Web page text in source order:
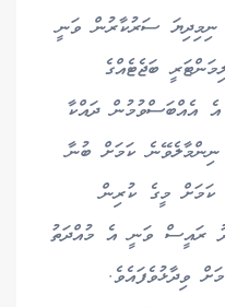
16، 2023 ގައި ނިމިދިޔަ ސަރުކާރުން ވަނީ
ބަޖެޓެއްގެ
އެއްބަސްވުމުން ދައްކާ
ކަމަށް ބުނާ
ތާރީހަކީ ސެޕްޓެމްބަރު 30، 2026 ކަމަށް މީގެ ކުރިން
ރައީސް ވަނީ އެ މުއްދަތު
ވިދާޅުވެފައެވެ.